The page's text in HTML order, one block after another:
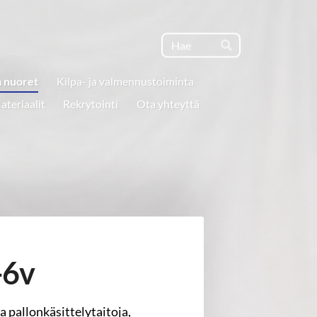
Hae
nuoret
Kilpa- ja valmennustoiminta
Rekrytointi Ota yhteyttä
pallonkäsittelytaitoja,